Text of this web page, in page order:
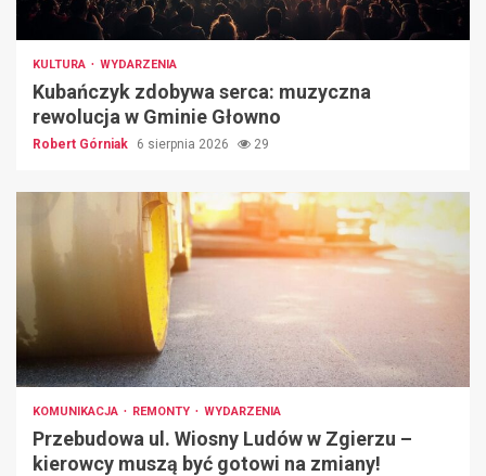
KULTURA WYDARZENIA
Kubańczyk zdobywa serca: muzyczna
rewolucja w Gminie Głowno
Robert Górniak 6 sierpnia 2026 29
KOMUNIKACJA REMONTY WYDARZENIA
Przebudowa ul. Wiosny Ludów w Zgierzu –
kierowcy muszą być gotowi na zmiany!